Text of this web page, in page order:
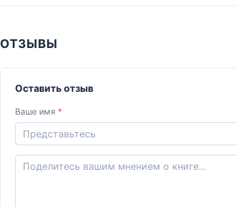
ОТЗЫВЫ
Оставить отзыв
Ваше имя *